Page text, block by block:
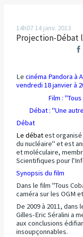
14h0714 janv. 2013
Projection-Débat
Le cinéma Pandora à
vendredi 18 janvier à
Film :
Débat : "Une
Débat
Le débatest organisé
du nucléaire" et est
et moléculaire,
Scientifiques pour
Synopsis du film
Dans le film "Tous
caméra sur les OGM
De 2009 à 2011,
Gilles-Eric Séralini a
aux conclusions
insoupçonnables.